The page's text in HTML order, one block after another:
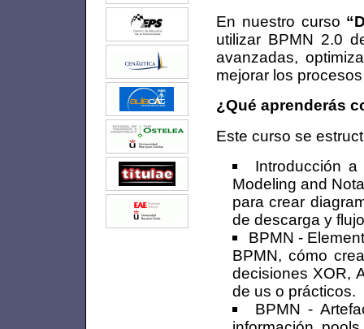
En nuestro curso
utilizar BPMN 2.0
avanzadas,
mejorar los
¿Qué aprenderás
Este curso se
Introducción
Modeling and
para crear
de descarga y
BPMN -
BPMN, cómo
decisiones XOR,
de us o prácticos.
BPMN -